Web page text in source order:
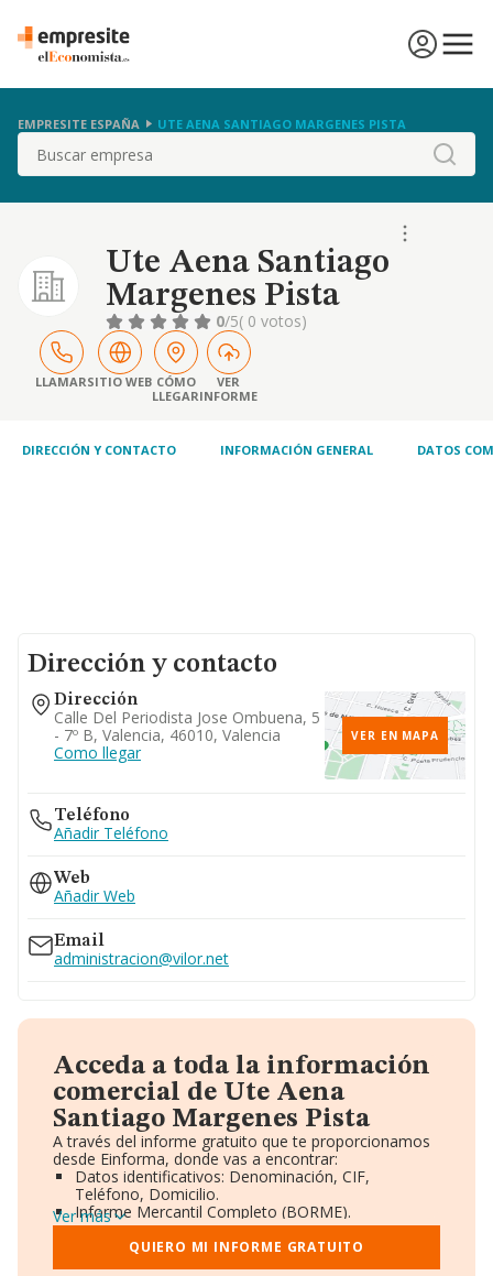
EMPRESITE ESPAÑA UTE AENA SANTIAGO MARGENES PISTA
Buscar
Ute Aena Santiago
Margenes Pista
0/5( 0 votos)
LLAMARSITIO WEB CÓMO
LLEGAR
VER
INFORME
DIRECCIÓN Y CONTACTO INFORMACIÓN GENERAL DATOS
Dirección y contacto
Dirección
Calle Del Periodista Jose Ombuena, 5
- 7º B, Valencia, 46010, Valencia
Como llegar
VER EN MAPA
Teléfono
Añadir Teléfono
Web
Añadir Web
Email
administracion@vilor.net
Acceda a toda la información
comercial de Ute Aena
Santiago Margenes Pista
A través del informe gratuito que te proporcionamos
desde Einforma, donde vas a encontrar:
Datos identificativos: Denominación, CIF,
Teléfono, Domicilio.
Informe Mercantil Completo (BORME).
Gráficos de Evolución Ventas y Empleados.
Consejo de Administración y Administradores.
Directivos y Ejecutivos.
Ver más
QUIERO MI INFORME GRATUITO